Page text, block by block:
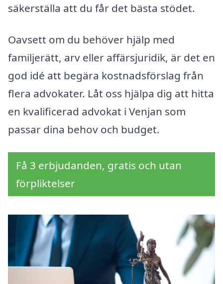
säkerställa att du får det bästa stödet.
Oavsett om du behöver hjälp med
familjerätt, arv eller affärsjuridik, är det en
god idé att begära kostnadsförslag från
flera advokater. Låt oss hjälpa dig att hitta
en kvalificerad advokat i Venjan som
passar dina behov och budget.
Få 3 erbjudanden, gratis och utan
förpliktelser